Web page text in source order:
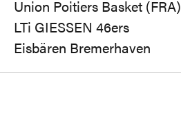
Union Poitiers Basket (FRA)
LTi GIESSEN 46ers
Eisbären Bremerhaven